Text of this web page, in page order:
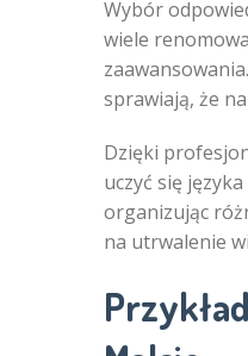
Wybór
wiele
sprawiają, że
Dzięki
uczyć się
organizując
na utrwalenie